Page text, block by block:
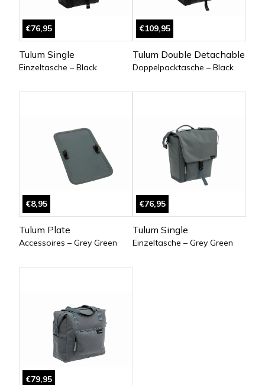
€76,95
Tulum Single
Einzeltasche – Black
€109,95
Tulum Double Detachable
Doppelpacktasche – Black
€8,95
Tulum Plate
Accessoires – Grey Green
€76,95
Tulum Single
Einzeltasche – Grey Green
€79,95